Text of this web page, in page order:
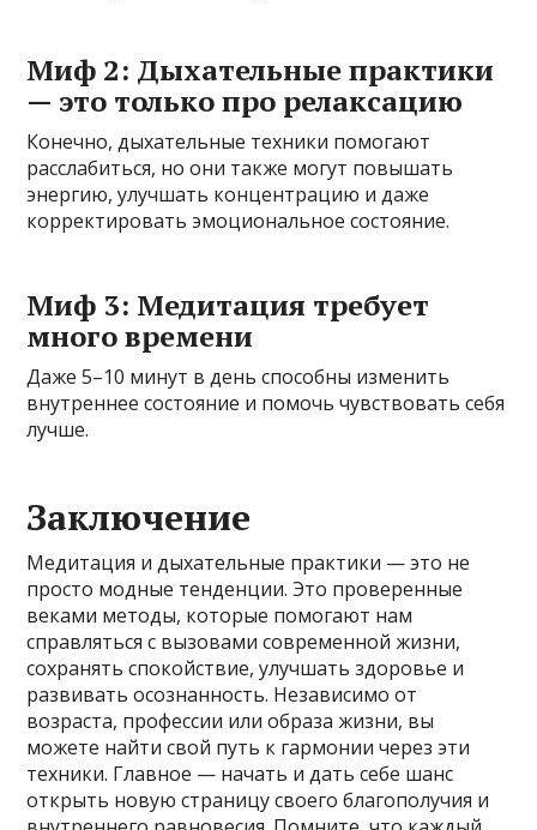
Миф 2: Дыхательные практики
— это только про релаксацию
Конечно, дыхательные техники помогают
расслабиться, но они также могут повышать
энергию, улучшать концентрацию и даже
корректировать эмоциональное состояние.
Миф 3: Медитация требует
много времени
Даже 5–10 минут в день способны изменить
внутреннее состояние и помочь чувствовать себя
лучше.
Заключение
Медитация и дыхательные практики — это не
просто модные тенденции. Это проверенные
веками методы, которые помогают нам
справляться с вызовами современной жизни,
сохранять спокойствие, улучшать здоровье и
развивать осознанность. Независимо от
возраста, профессии или образа жизни, вы
можете найти свой путь к гармонии через эти
техники. Главное — начать и дать себе шанс
открыть новую страницу своего благополучия и